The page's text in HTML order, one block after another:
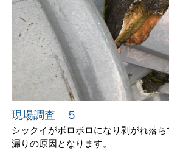
現場調査 ５
シックイがボロボロになり剥がれ落
漏りの原因となります。